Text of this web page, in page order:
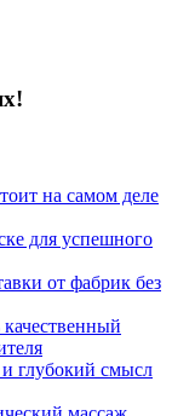
на самом деле
для успешного
от фабрик без
глубокий смысл